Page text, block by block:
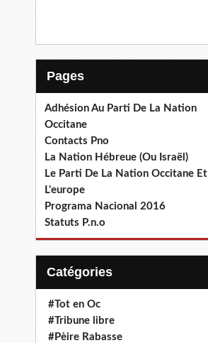
Pages
Adhésion Au Parti De La Nation
Occitane
Contacts Pno
La Nation Hébreue (Ou Israël)
Le Parti De La Nation Occitane Et
L'europe
Programa Nacional 2016
Statuts P.n.o
Catégories
#Tot en Oc
#Tribune libre
#Pèire Rabasse